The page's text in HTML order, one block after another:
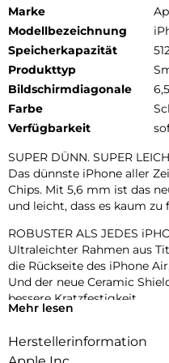
Marke
Modellbezeichnung
Speicherkapazität
Produkttyp
Bildschirmdiagonale
Farbe
Verfügbarkeit
SUPER DÜNN. SUPER
Das dünnste iPhone aller
Chips. Mit 5,6 mm ist das
und leicht, dass es kaum zu
ROBUSTER ALS JEDES
Ultraleichter Rahmen aus
die Rückseite des iPhone
Und der neue Ceramic
bessere Kratzfestigkeit.
48 MP Fusion Kamera-
Qualität. Mach einfach
Mehr lesen
Herstellerinformation